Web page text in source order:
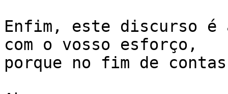
Enfim, este discurso é
com o vosso esforço,
porque no fim de